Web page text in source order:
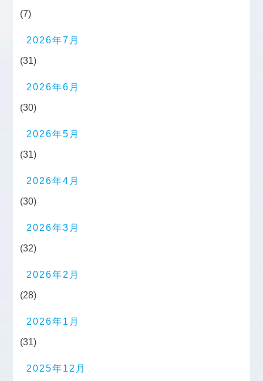
(7)
2026年7月
(31)
2026年6月
(30)
2026年5月
(31)
2026年4月
(30)
2026年3月
(32)
2026年2月
(28)
2026年1月
(31)
2025年12月